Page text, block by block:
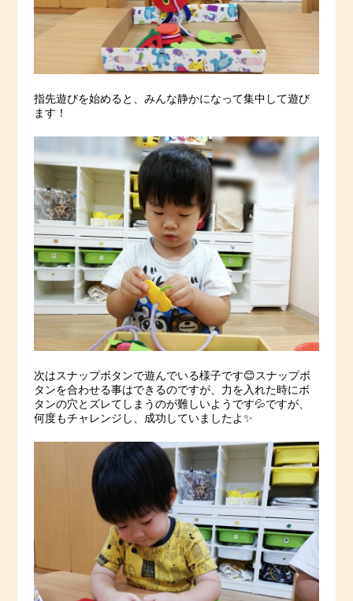
指先遊びを始めると、みんな静かになって集中して遊び
ます！
次はスナップボタンで遊んでいる様子です😊スナップボ
タンを合わせる事はできるのですが、力を入れた時にボ
タンの穴とズレてしまうのが難しいようです💦ですが、
何度もチャレンジし、成功していましたよ✨